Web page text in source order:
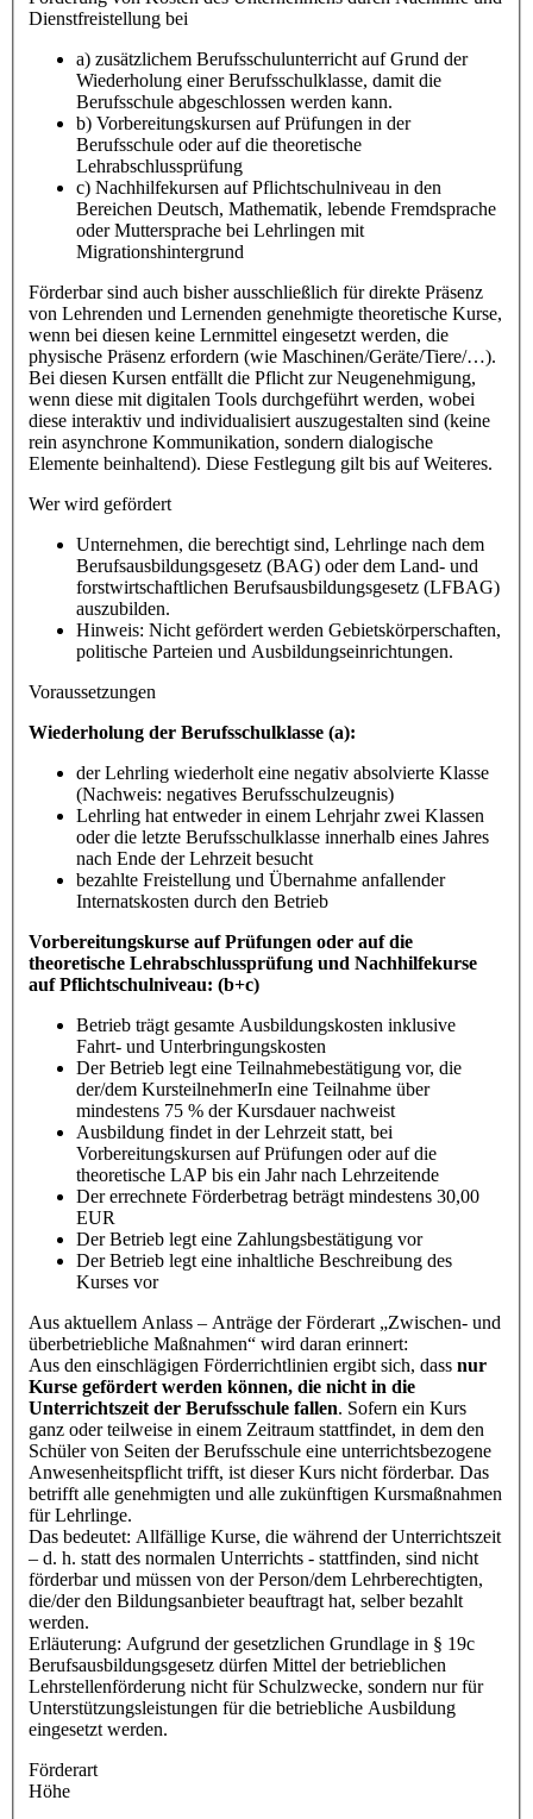
Dienstfreistellung bei
a) zusätzlichem Berufsschulunterricht auf Grund der
Wiederholung einer Berufsschulklasse, damit die
Berufsschule abgeschlossen werden kann.
b) Vorbereitungskursen auf Prüfungen in der
Berufsschule oder auf die theoretische
Lehrabschlussprüfung
c) Nachhilfekursen auf Pflichtschulniveau in den
Bereichen Deutsch, Mathematik, lebende Fremdsprache
oder Muttersprache bei Lehrlingen mit
Migrationshintergrund
Förderbar sind auch bisher ausschließlich für direkte Präsenz
von Lehrenden und Lernenden genehmigte theoretische Kurse,
wenn bei diesen keine Lernmittel eingesetzt werden, die
physische Präsenz erfordern (wie Maschinen/Geräte/Tiere/…).
Bei diesen Kursen entfällt die Pflicht zur Neugenehmigung,
wenn diese mit digitalen Tools durchgeführt werden, wobei
diese interaktiv und individualisiert auszugestalten sind (keine
rein asynchrone Kommunikation, sondern dialogische
Elemente beinhaltend). Diese Festlegung gilt bis auf Weiteres.
Wer wird gefördert
Unternehmen, die berechtigt sind, Lehrlinge nach dem
Berufsausbildungsgesetz (BAG) oder dem Land- und
forstwirtschaftlichen Berufsausbildungsgesetz (LFBAG)
auszubilden.
Hinweis: Nicht gefördert werden Gebietskörperschaften,
politische Parteien und Ausbildungseinrichtungen.
Voraussetzungen
Wiederholung der Berufsschulklasse (a):
der Lehrling wiederholt eine negativ absolvierte Klasse
(Nachweis: negatives Berufsschulzeugnis)
Lehrling hat entweder in einem Lehrjahr zwei Klassen
oder die letzte Berufsschulklasse innerhalb eines Jahres
nach Ende der Lehrzeit besucht
bezahlte Freistellung und Übernahme anfallender
Internatskosten durch den Betrieb
Vorbereitungskurse auf Prüfungen oder auf die
theoretische Lehrabschlussprüfung und Nachhilfekurse
auf Pflichtschulniveau: (b+c)
Betrieb trägt gesamte Ausbildungskosten inklusive
Fahrt- und Unterbringungskosten
Der Betrieb legt eine Teilnahmebestätigung vor, die
der/dem KursteilnehmerIn eine Teilnahme über
mindestens 75 % der Kursdauer nachweist
Ausbildung findet in der Lehrzeit statt, bei
Vorbereitungskursen auf Prüfungen oder auf die
theoretische LAP bis ein Jahr nach Lehrzeitende
Der errechnete Förderbetrag beträgt mindestens 30,00
EUR
Der Betrieb legt eine Zahlungsbestätigung vor
Der Betrieb legt eine inhaltliche Beschreibung des
Kurses vor
Aus aktuellem Anlass – Anträge der Förderart „Zwischen- und
überbetriebliche Maßnahmen“ wird daran erinnert:
Aus den einschlägigen Förderrichtlinien ergibt sich, dass nur
Kurse gefördert werden können, die nicht in die
Unterrichtszeit der Berufsschule fallen. Sofern ein Kurs
ganz oder teilweise in einem Zeitraum stattfindet, in dem den
Schüler von Seiten der Berufsschule eine unterrichtsbezogene
Anwesenheitspflicht trifft, ist dieser Kurs nicht förderbar. Das
betrifft alle genehmigten und alle zukünftigen Kursmaßnahmen
für Lehrlinge.
Das bedeutet: Allfällige Kurse, die während der Unterrichtszeit
– d. h. statt des normalen Unterrichts - stattfinden, sind nicht
förderbar und müssen von der Person/dem Lehrberechtigten,
die/der den Bildungsanbieter beauftragt hat, selber bezahlt
werden.
Erläuterung: Aufgrund der gesetzlichen Grundlage in § 19c
Berufsausbildungsgesetz dürfen Mittel der betrieblichen
Lehrstellenförderung nicht für Schulzwecke, sondern nur für
Unterstützungsleistungen für die betriebliche Ausbildung
eingesetzt werden.
Förderart
Höhe